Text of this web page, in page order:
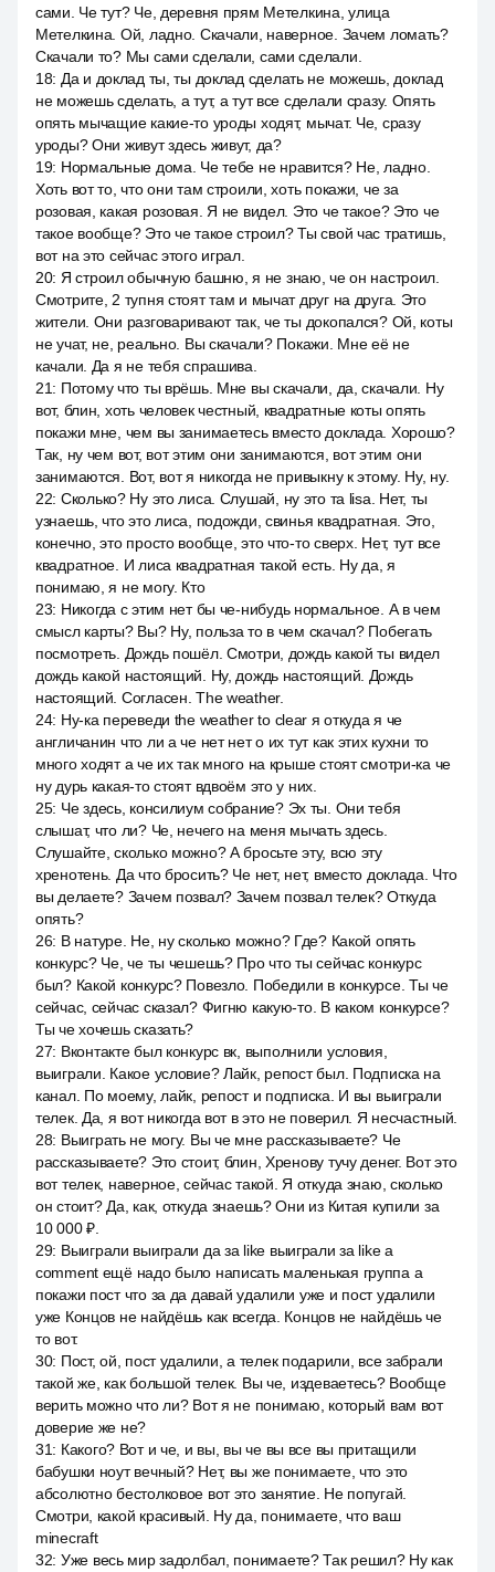
сами. Че тут? Че, деревня прям Метелкина, улица
Метелкина. Ой, ладно. Скачали, наверное. Зачем ломать?
Скачали то? Мы сами сделали, сами сделали.
18: Да и доклад ты, ты доклад сделать не можешь, доклад
не можешь сделать, а тут, а тут все сделали сразу. Опять
опять мычащие какие-то уроды ходят, мычат. Че, сразу
уроды? Они живут здесь живут, да?
19: Нормальные дома. Че тебе не нравится? Не, ладно.
Хоть вот то, что они там строили, хоть покажи, че за
розовая, какая розовая. Я не видел. Это че такое? Это че
такое вообще? Это че такое строил? Ты свой час тратишь,
вот на это сейчас этого играл.
20: Я строил обычную башню, я не знаю, че он настроил.
Смотрите, 2 тупня стоят там и мычат друг на друга. Это
жители. Они разговаривают так, че ты докопался? Ой, коты
не учат, не, реально. Вы скачали? Покажи. Мне её не
качали. Да я не тебя спрашива.
21: Потому что ты врёшь. Мне вы скачали, да, скачали. Ну
вот, блин, хоть человек честный, квадратные коты опять
покажи мне, чем вы занимаетесь вместо доклада. Хорошо?
Так, ну чем вот, вот этим они занимаются, вот этим они
занимаются. Вот, вот я никогда не привыкну к этому. Ну, ну.
22: Сколько? Ну это лиса. Слушай, ну это та lisa. Нет, ты
узнаешь, что это лиса, подожди, свинья квадратная. Это,
конечно, это просто вообще, это что-то сверх. Нет, тут все
квадратное. И лиса квадратная такой есть. Ну да, я
понимаю, я не могу. Кто
23: Никогда с этим нет бы че-нибудь нормальное. А в чем
смысл карты? Вы? Ну, польза то в чем скачал? Побегать
посмотреть. Дождь пошёл. Смотри, дождь какой ты видел
дождь какой настоящий. Ну, дождь настоящий. Дождь
настоящий. Согласен. The weather.
24: Ну-ка переведи the weather to clear я откуда я че
англичанин что ли а че нет нет о их тут как этих кухни то
много ходят а че их так много на крыше стоят смотри-ка че
ну дурь какая-то стоят вдвоём это у них.
25: Че здесь, консилиум собрание? Эх ты. Они тебя
слышат, что ли? Че, нечего на меня мычать здесь.
Слушайте, сколько можно? А бросьте эту, всю эту
хренотень. Да что бросить? Че нет, нет, вместо доклада. Что
вы делаете? Зачем позвал? Зачем позвал телек? Откуда
опять?
26: В натуре. Не, ну сколько можно? Где? Какой опять
конкурс? Че, че ты чешешь? Про что ты сейчас конкурс
был? Какой конкурс? Повезло. Победили в конкурсе. Ты че
сейчас, сейчас сказал? Фигню какую-то. В каком конкурсе?
Ты че хочешь сказать?
27: Вконтакте был конкурс вк, выполнили условия,
выиграли. Какое условие? Лайк, репост был. Подписка на
канал. По моему, лайк, репост и подписка. И вы выиграли
телек. Да, я вот никогда вот в это не поверил. Я несчастный.
28: Выиграть не могу. Вы че мне рассказываете? Че
рассказываете? Это стоит, блин, Хренову тучу денег. Вот это
вот телек, наверное, сейчас такой. Я откуда знаю, сколько
он стоит? Да, как, откуда знаешь? Они из Китая купили за
10 000 ₽.
29: Выиграли выиграли да за like выиграли за like a
comment ещё надо было написать маленькая группа а
покажи пост что за да давай удалили уже и пост удалили
уже Концов не найдёшь как всегда. Концов не найдёшь че
то вот.
30: Пост, ой, пост удалили, а телек подарили, все забрали
такой же, как большой телек. Вы че, издеваетесь? Вообще
верить можно что ли? Вот я не понимаю, который вам вот
доверие же не?
31: Какого? Вот и че, и вы, вы че вы все вы притащили
бабушки ноут вечный? Нет, вы же понимаете, что это
абсолютно бестолковое вот это занятие. Не попугай.
Смотри, какой красивый. Ну да, понимаете, что ваш
minecraft
32: Уже весь мир задолбал, понимаете? Так решил? Ну как